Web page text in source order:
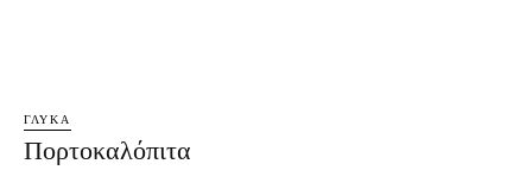
ΓΛΥΚΆ
Πορτοκαλόπιτα